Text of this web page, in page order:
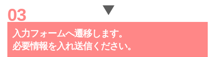
入力フォームへ遷移します。
必要情報を入れ送信ください。